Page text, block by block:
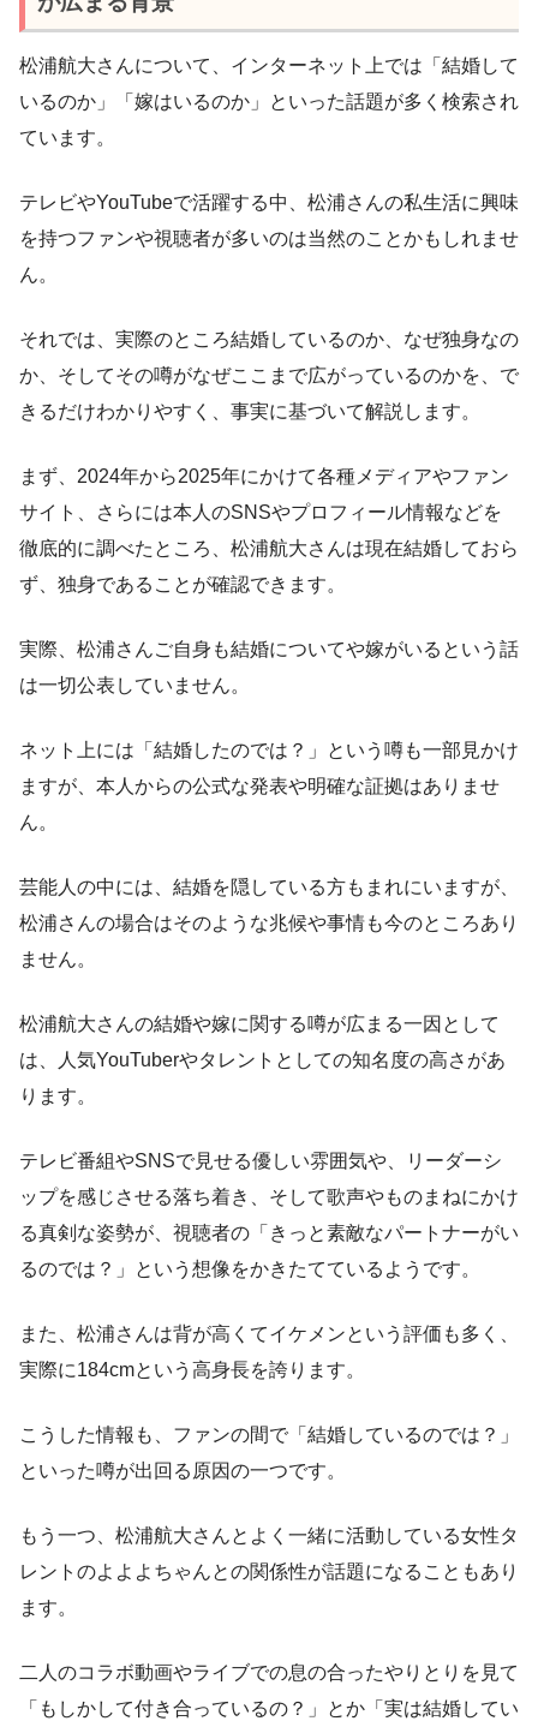
松浦航大さんについて、インターネット上では「結婚して
いるのか」「嫁はいるのか」といった話題が多く検索され
ています。
テレビやYouTubeで活躍する中、松浦さんの私生活に興味
を持つファンや視聴者が多いのは当然のことかもしれませ
ん。
それでは、実際のところ結婚しているのか、なぜ独身なの
か、そしてその噂がなぜここまで広がっているのかを、で
きるだけわかりやすく、事実に基づいて解説します。
まず、2024年から2025年にかけて各種メディアやファン
サイト、さらには本人のSNSやプロフィール情報などを
徹底的に調べたところ、松浦航大さんは現在結婚しておら
ず、独身であることが確認できます。
実際、松浦さんご自身も結婚についてや嫁がいるという話
は一切公表していません。
ネット上には「結婚したのでは？」という噂も一部見かけ
ますが、本人からの公式な発表や明確な証拠はありませ
ん。
芸能人の中には、結婚を隠している方もまれにいますが、
松浦さんの場合はそのような兆候や事情も今のところあり
ません。
松浦航大さんの結婚や嫁に関する噂が広まる一因として
は、人気YouTuberやタレントとしての知名度の高さがあ
ります。
テレビ番組やSNSで見せる優しい雰囲気や、リーダーシ
ップを感じさせる落ち着き、そして歌声やものまねにかけ
る真剣な姿勢が、視聴者の「きっと素敵なパートナーがい
るのでは？」という想像をかきたてているようです。
また、松浦さんは背が高くてイケメンという評価も多く、
実際に184cmという高身長を誇ります。
こうした情報も、ファンの間で「結婚しているのでは？」
といった噂が出回る原因の一つです。
もう一つ、松浦航大さんとよく一緒に活動している女性タ
レントのよよよちゃんとの関係性が話題になることもあり
ます。
二人のコラボ動画やライブでの息の合ったやりとりを見て
「もしかして付き合っているの？」とか「実は結婚してい